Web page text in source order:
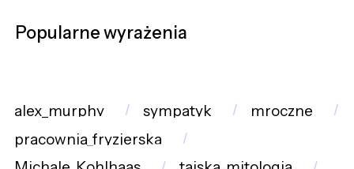
Popularne wyrażenia
alex_murphy sympatyk
mroczne
pracownia_fryzjerska